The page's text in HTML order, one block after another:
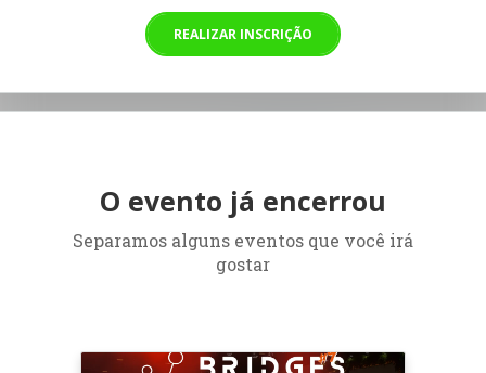
REALIZAR INSCRIÇÃO
O evento já encerrou
Separamos alguns eventos que você irá
gostar